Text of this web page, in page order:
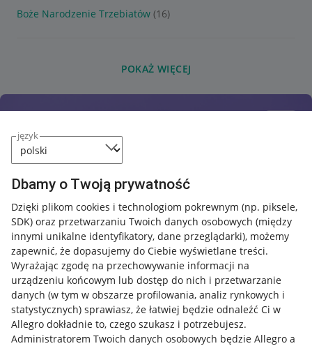
język
Dbamy o Twoją prywatność
Dzięki plikom cookies i technologiom pokrewnym (np. piksele,
SDK) oraz przetwarzaniu Twoich danych osobowych (między
innymi unikalne identyfikatory, dane przeglądarki), możemy
zapewnić, że dopasujemy do Ciebie wyświetlane treści.
Wyrażając zgodę na przechowywanie informacji na
urządzeniu końcowym lub dostęp do nich i przetwarzanie
danych (w tym w obszarze profilowania, analiz rynkowych i
statystycznych) sprawiasz, że łatwiej będzie odnaleźć Ci w
Allegro dokładnie to, czego szukasz i potrzebujesz.
Administratorem Twoich danych osobowych będzie Allegro a
Boże Narodzenie Trzebiatów (16)
POKAŻ WIĘCEJ